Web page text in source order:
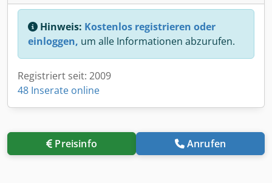
Hinweis: Kostenlos registrieren oder
einloggen, um alle Informationen abzurufen.
Registriert seit: 2009
48 Inserate online
Preisinfo Anrufen